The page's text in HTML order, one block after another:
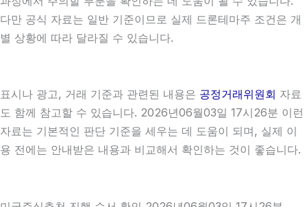
다만 공식 자료는 일반 기준이므로 실제 드론테마주 조건은 개
별 상황에 따라 달라질 수 있습니다.
표시나 광고, 거래 기준과 관련된 내용은 공정거래위원회 자료
도 함께 참고할 수 있습니다. 2026년06월03일 17시26분 이런
자료는 기본적인 판단 기준을 세우는 데 도움이 되며, 실제 이
용 전에는 안내받은 내용과 비교해서 확인하는 것이 좋습니다.